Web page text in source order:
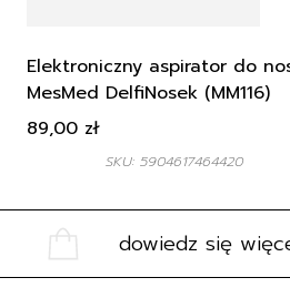
Elektroniczny aspirator do
MesMed DelfiNosek (MM116)
SKU: 5904617464420
89,00 zł
dowiedz się